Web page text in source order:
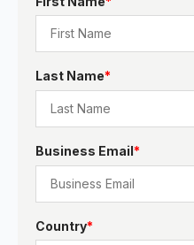
Last Name*
Business Email*
Country*